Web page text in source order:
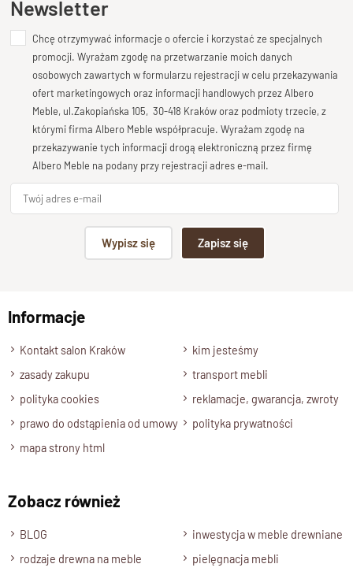
tworząc przyjazną przestrzeń do codziennych posiłków i
rodzinnych spotkań.
Trwałość i odporność dzięki
ekologicznemu wykończeniu
Blat stołu został starannie zabezpieczonyekologicznym
lakierem półmatowym o podwyższonej odporności. To
rozwiązanie zapewnia łatwość w pielęgnacji , a jednocześnie
chroni drewno przed plamami i wilgocią, pozwalając cieszyć
się jego naturalnym pięknem przez długie lata.
Solidna konstrukcja z drewna
Cztery stabilne nogi
stworzony na lata, który łączy w sobie estetykę z
funkcjonalnością, gwarantując niezawodność nawet przy
Różne rozmiary dopasowane do
Twojej przestrzeni
– od90 cm aż do 260 cm długości
dopasujesz go zarówno do
mniejszych mieszkań
, jak i
Dodaj opinię o produkcie
Twoja ocena
Bardzo dobry
Twoja opinia o produkcie
Podpis
Wyślij opinię
Newsletter
Chcę otrzymywać informacje o ofercie i korzystać ze specjalnych
promocji. Wyrażam zgodę na przetwarzanie moich danych
osobowych zawartych w formularzu rejestracji w celu przekazywania
ofert marketingowych oraz informacji handlowych przez Albero
Meble, ul.Zakopiańska 105, 30-418 Kraków oraz podmioty trzecie, z
którymi firma Albero Meble współpracuje. Wyrażam zgodę na
przekazywanie tych informacji drogą elektroniczną przez firmę
Albero Meble na podany przy rejestracji adres e-mail.
Wypisz się Zapisz się
Informacje
Kontakt salon Kraków
kim jesteśmy
zasady zakupu
transport mebli
polityka cookies
reklamacje, gwarancja, zwroty
prawo do odstąpienia od umowy
polityka prywatności
mapa strony html
Zobacz również
BLOG
inwestycja w meble drewniane
rodzaje drewna na meble
pielęgnacja mebli